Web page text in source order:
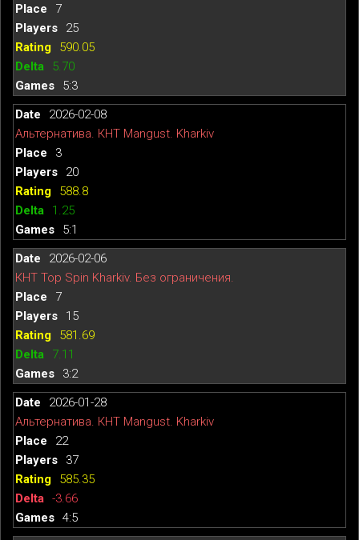
7
25
590.05
5.70
5:3
2026-02-08
Альтернатива. КНТ Mangust. Kharkiv
3
20
588.8
1.25
5:1
2026-02-06
КНТ Top Spin Kharkiv. Без ограничения.
7
15
581.69
7.11
3:2
2026-01-28
Альтернатива. КНТ Mangust. Kharkiv
22
37
585.35
-3.66
4:5